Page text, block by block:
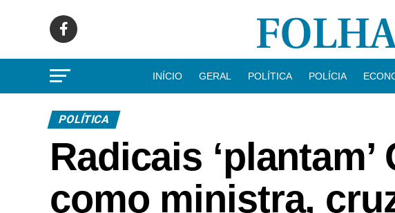
INÍCIO GERAL POLÍTICA POLÍCIA
POLÍTICA
Radicais
como ministra,